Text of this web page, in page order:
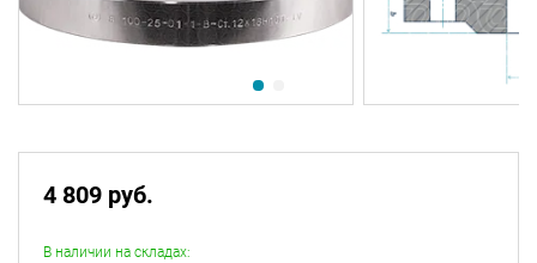
4 809 руб.
В наличии на складах: